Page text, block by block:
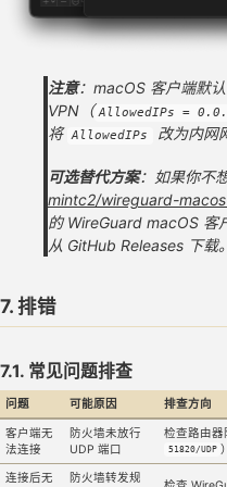
注意：macOS 客户端默
VPN（ AllowedIPs =
将 AllowedIPs 改为内网
可选替代方案：如果你不
mintc2/wireguard-
的 WireGuard macOS 客
从 GitHub Releases 下载。
7. 排错
7.1. 常见问题排查
问题 可能原因 排查方向
客户端无
法连接
防火墙未放行
UDP 端口
检查路由器
51820/UDP
连接后无
防火墙转发规